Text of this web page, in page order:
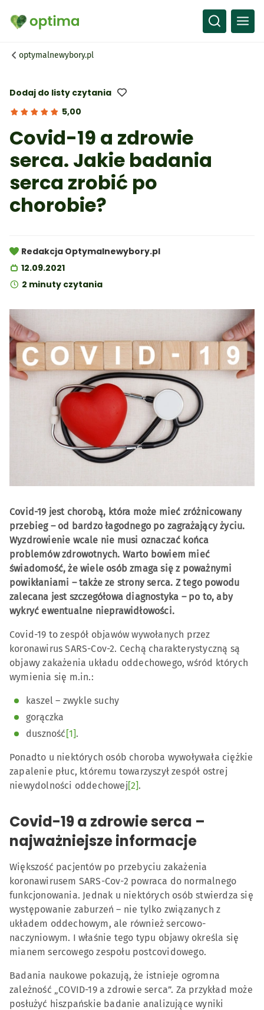
optymalnewybory.pl
5,00
Dodaj do listy czytania
Covid-19 a zdrowie
serca. Jakie badania
serca zrobić po
chorobie?
Redakcja Optymalnewybory.pl
12.09.2021
2 minuty czytania
Covid-19 jest chorobą, która może mieć zróżnicowany
przebieg – od bardzo łagodnego po zagrażający życiu.
Wyzdrowienie wcale nie musi oznaczać końca
problemów zdrowotnych. Warto bowiem mieć
świadomość, że wiele osób zmaga się z poważnymi
powikłaniami – także ze strony serca. Z tego powodu
zalecana jest szczegółowa diagnostyka – po to, aby
wykryć ewentualne nieprawidłowości.
Covid-19 to zespół objawów wywołanych przez
koronawirus SARS-Cov-2. Cechą charakterystyczną są
objawy zakażenia układu oddechowego, wśród których
wymienia się m.in.:
kaszel – zwykle suchy
gorączka
duszność [1].
Ponadto u niektórych osób choroba wywoływała ciężkie
zapalenie płuc, któremu towarzyszył zespół ostrej
niewydolności oddechowej[2].
Covid-19 a zdrowie serca –
najważniejsze informacje
Większość pacjentów po przebyciu zakażenia
koronawirusem SARS-Cov-2 powraca do normalnego
funkcjonowania. Jednak u niektórych osób stwierdza się
występowanie zaburzeń – nie tylko związanych z
układem oddechowym, ale również sercowo-
naczyniowym. I właśnie tego typu objawy określa się
mianem sercowego zespołu postcovidowego.
Badania naukowe pokazują, że istnieje ogromna
zależność „COVID-19 a zdrowie serca”. Za przykład może
posłużyć hiszpańskie badanie analizujące wyniki